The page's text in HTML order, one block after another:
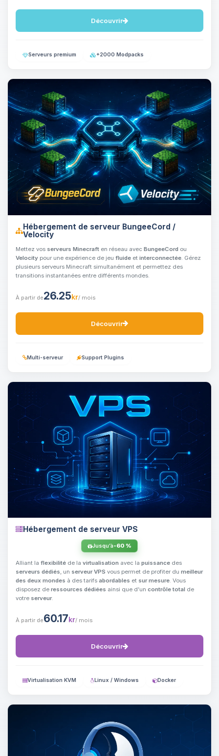
Découvrir
Serveurs premium +2000 Modpacks
Hébergement de serveur BungeeCord /
Velocity
Mettez vos serveurs Minecraft en réseau avec BungeeCord ou
Velocity pour une expérience de jeu fluide et interconnectée. Gérez
plusieurs serveurs Minecraft simultanément et permettez des
transitions instantanées entre différents mondes.
À partir de26.25kr/ mois
Découvrir
Multi-serveur Support Plugins
Hébergement de serveur VPS
Jusqu’à-60 %
Alliant la flexibilité de la virtualisation avec la puissance des
serveurs dédiés, un serveur VPS vous permet de profiter du meilleur
des deux mondes à des tarifs abordables et sur mesure. Vous
disposez de ressources dédiées ainsi que d’un contrôle total de
votre serveur.
À partir de60.17kr/ mois
Découvrir
Virtualisation KVM Linux / Windows Docker